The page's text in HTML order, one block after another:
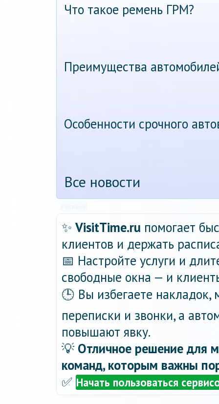
Что такое ремень ГРМ?
Преимущества
Особенности срочного
Все новости
✨ VisitTime.ru помогает
клиентов и держать
📅 Настройте услуги и
свободные окна — и
🕒 Вы избегаете
переписки и звонки, а
повышают явку.
💡 Отличное решение для
команд, которым важны
✅ Начать пользоваться